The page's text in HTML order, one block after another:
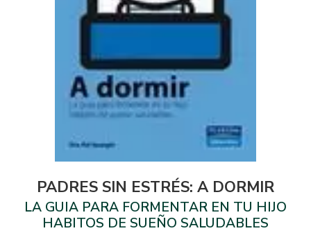
PADRES SIN ESTRÉS: A DORMIR
LA GUIA PARA FORMENTAR EN TU HIJO
HABITOS DE SUEÑO SALUDABLES